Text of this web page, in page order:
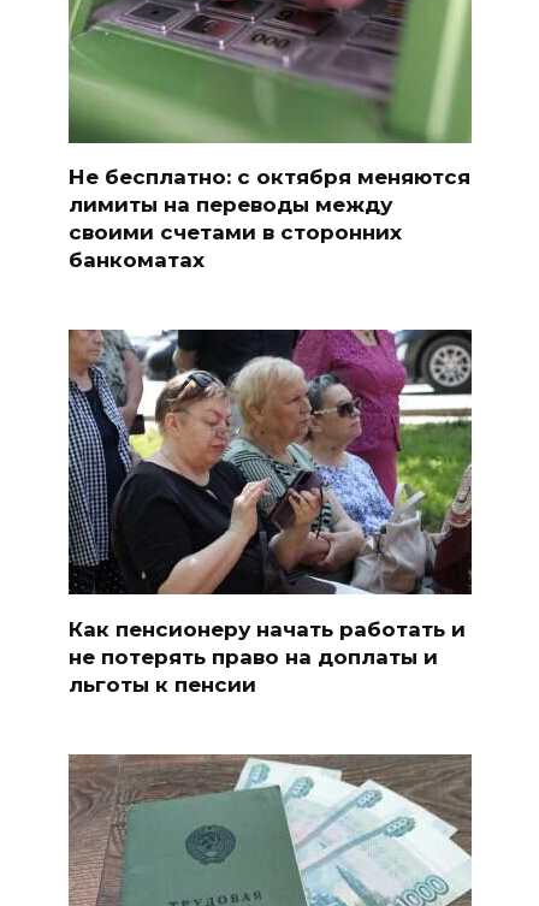
Не бесплатно: с октября меняются
лимиты на переводы между
своими счетами в сторонних
банкоматах
Как пенсионеру начать работать и
не потерять право на доплаты и
льготы к пенсии